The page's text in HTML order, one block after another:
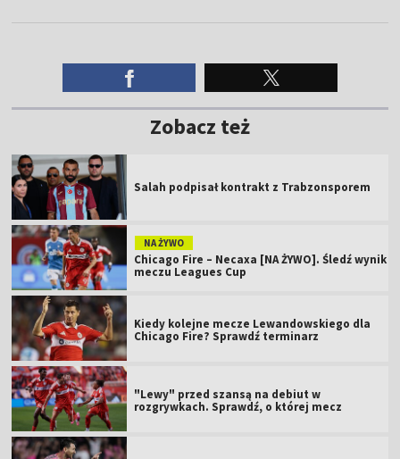
Zobacz też
Salah podpisał kontrakt z Trabzonsporem
NA ŻYWO
Chicago Fire – Necaxa [NA ŻYWO]. Śledź wynik
meczu Leagues Cup
Kiedy kolejne mecze Lewandowskiego dla
Chicago Fire? Sprawdź terminarz
"Lewy" przed szansą na debiut w
rozgrywkach. Sprawdź, o której mecz